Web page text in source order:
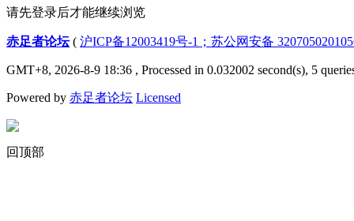
请先登录后才能继续浏览
赤足者论坛( 沪ICP备12003419号-1；苏公网安备
GMT+8, 2026-8-9 18:36 , Processed in 0.032002 second(s), 5
Powered by 赤足者论坛 Licensed
回顶部